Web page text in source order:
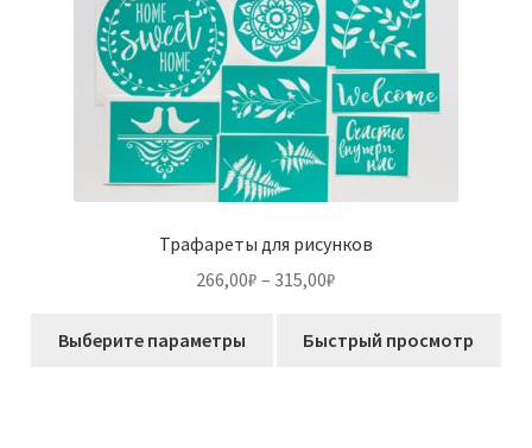
Трафареты для рисунков
266,00₽ – 315,00₽
266,00₽
Выберите параметры Быстрый просмотр